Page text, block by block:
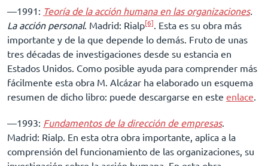
––1991: Teoría de la acción humana en las organizaciones.
La acción personal. Madrid: Rialp[6]. Esta es su obra más
importante y de la que depende lo demás. Fruto de unas
tres décadas de investigaciones desde su estancia en
Estados Unidos. Como posible ayuda para comprender más
fácilmente esta obra M. Alcázar ha elaborado un esquema
resumen de dicho libro: puede descargarse en este enlace.
––1993: Fundamentos de la dirección de empresas.
Madrid: Rialp. En esta otra obra importante, aplica a la
comprensión del funcionamiento de las organizaciones, su